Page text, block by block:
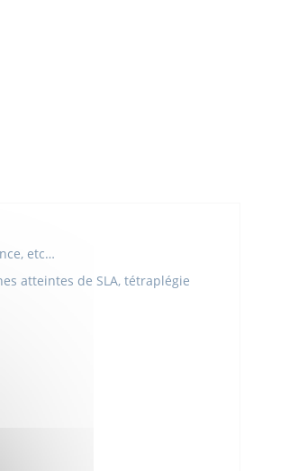
etc…
atteintes de SLA, tétraplégie